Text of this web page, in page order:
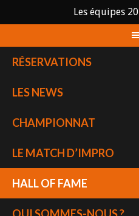
Les équipes
to
content
RÉSERVATIONS
LES NEWS
CHAMPIONNAT
LE MATCH D’IMPRO
HALL OF FAME